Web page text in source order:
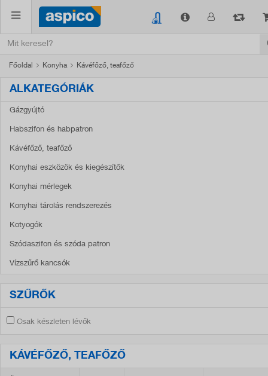
Főoldal Konyha Kávéfőző, teafőző
ALKATEGÓRIÁK
Gázgyújtó
Habszifon és habpatron
Kávéfőző, teafőző
Konyhai eszközök és kiegészítők
Konyhai mérlegek
Konyhai tárolás rendszerezés
Kotyogók
Szódaszifon és szóda patron
Vízszűrő kancsók
SZŰRŐK
Csak készleten lévők
KÁVÉFŐZŐ, TEAFŐZŐ